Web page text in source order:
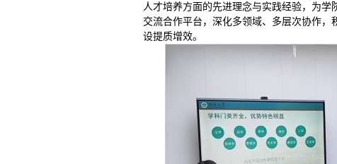
人才培养方面的先进理念与实践经验，为
交流合作平台，深化多领域、多层次协作
设提质增效。